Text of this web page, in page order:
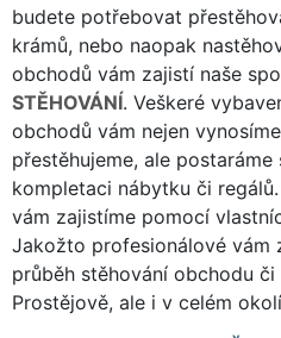
budete potřebovat
krámů, nebo naopak
obchodů vám zajistí naše
STĚHOVÁNÍ. Veškeré
obchodů vám nejen
přestěhujeme, ale
kompletaci nábytku či
vám zajistíme pomocí
Jakožto profesionálové vám
průběh stěhování obchodu
Prostějově, ale i v celém